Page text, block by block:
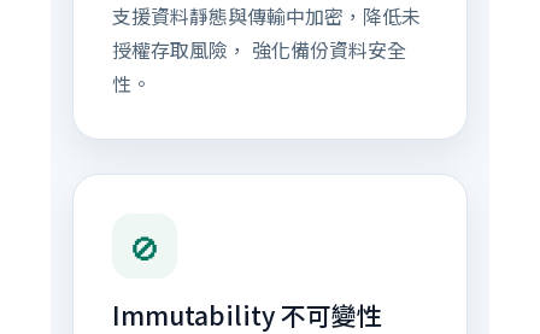
支援資料靜態與傳輸中加密，降低未
授權存取風險， 強化備份資料安全
性。
🚫
Immutability 不可變性